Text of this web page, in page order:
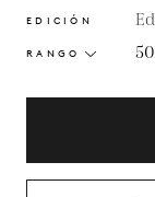
EDICIÓN
RANGO